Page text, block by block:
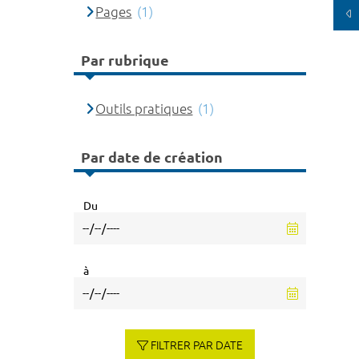
Pages (1)
Par rubrique
Outils pratiques (1)
Par date de création
Du
à
FILTRER PAR DATE